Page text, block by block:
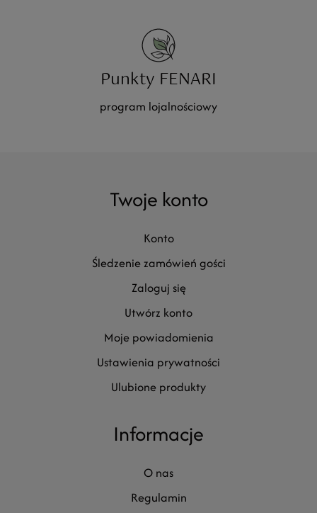
Punkty FENARI
program lojalnościowy
Informacje
o nas
regulamin
Twoje konto
konto
śledzenie zamówień gości
zaloguj się
utwórz konto
moje powiadomienia
ustawienia prywatności
ulubione produkty